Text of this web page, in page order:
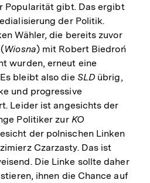
Popularität gibt. Das ergibt
der Politik.
Wähler, die bereits zuvor
Wiosna) mit Robert Biedroń
wurden, erneut eine
bleibt also die SLDübrig,
und progressive
Leider ist angesichts der
Politiker zur KO
der polnischen Linken
Czarzasty. Das ist
Die Linke sollte daher
ihnen die Chance auf